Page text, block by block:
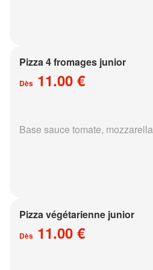
Pizza 4 fromages junior
Dès 11.00 €
Base sauce tomate,
Pizza végétarienne junior
Dès 11.00 €